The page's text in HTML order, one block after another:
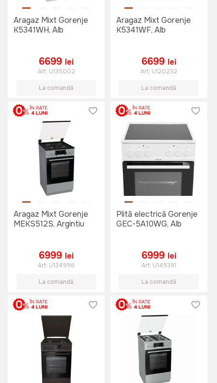
Aragaz Mixt Gorenje
K5341WH, Alb
6699 lei
Art: U135002
La comandă
Aragaz Mixt Gorenje
K5341WF, Alb
6699 lei
Art: U120232
La comandă
Aragaz Mixt Gorenje
MEKS512S, Argintiu
6999 lei
Art: U134998
La comandă
Plită electrică Gorenje
GEC-5A10WG, Alb
6999 lei
Art: U145391
La comandă